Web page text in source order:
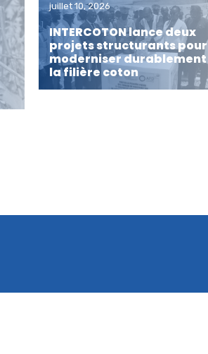
juillet 10, 2026
INTERCOTON lance deux
projets structurants pour
moderniser durablement
la filière coton